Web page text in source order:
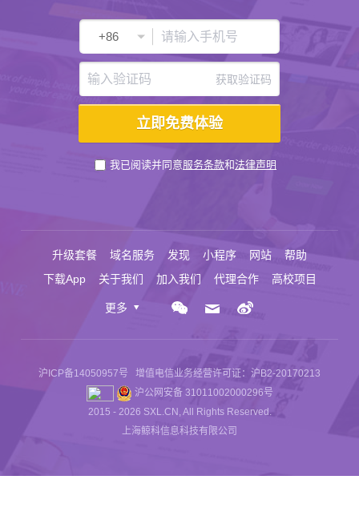
获取验证码
我已阅读并同意服务条款和法律声明
升级套餐 域名服务 发现 小程序 网站
帮助
下载App
关于我们 加入我们 代理合作 高校项目
更多
沪ICP备14050957号
增值电信业务经营许可证：沪B2-20170213
沪公网安备 31011002000296号
2015 - 2026 SXL.CN, All Rights Reserved.
上海鲸科信息科技有限公司